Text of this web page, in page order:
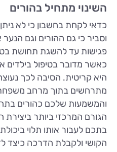
השינוי מתחיל בהורים
כדאי לקחת בחשבון כי לא
וסביר כי גם ההורים וגם
פגישות עד להשגת תחושת
כאשר מדובר בטיפול בילדים
היא קריטית. הסיבה לכך
מתרחשים בתוך מרחב
והמשמעות שלכם כהורים
הגורם המרכזי ביותר ביצירת
בתכם לעבור אותו תלוי
הקושי ולקבלת הדרכה כיצד